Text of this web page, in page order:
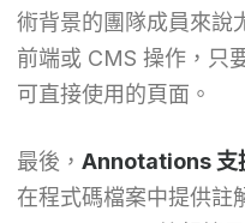
術背景的團隊成員來說
前端或 CMS 操作，只
可直接使用的頁面。
最後， Annotations 支
在程式碼檔案中提供註